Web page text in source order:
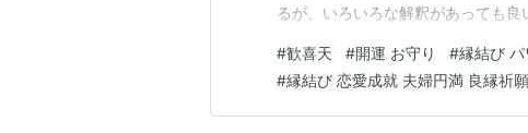
るが、いろいろな解釈があっても
ら、宝そのものを表す。 ・歓喜天
願い事を聞き入れる時の第一次審
#歓喜天 #開運 お守り #縁結び パ
#縁結び 恋愛成就 夫婦円満 良縁祈